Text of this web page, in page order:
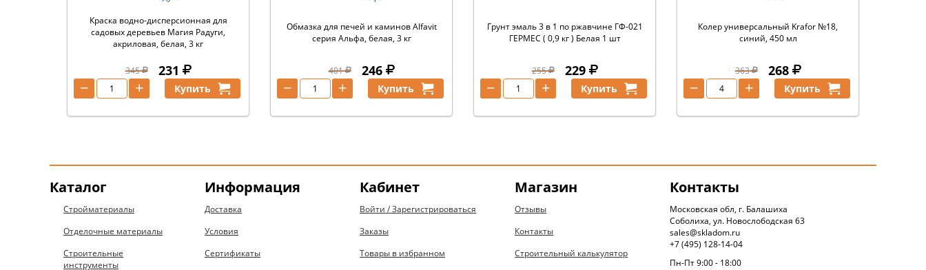
Краска водно-дисперсионная для
садовых деревьев Магия Радуги,
акриловая, белая, 3 кг
345 231
+
− Купить
Обмазка для печей и каминов Alfavit
серия Альфа, белая, 3 кг
401 246
+
− Купить
Грунт эмаль 3 в 1 по ржавчине ГФ-021
ГЕРМЕС ( 0,9 кг ) Белая 1 шт
255 229
+
− Купить
Колер универсальный Krafor №18,
синий, 450 мл
363 268
+
− Купить
Каталог
Стройматериалы
Отделочные материалы
Строительные
инструменты
Информация
Доставка
Условия
Сертификаты
Кабинет
Войти / Зарегистрироваться
Заказы
Товары в избранном
Магазин
Отзывы
Контакты
Строительный калькулятор
Контакты
Московская обл, г. Балашиха
Соболиха, ул. Новослободская 63
sales@skladom.ru
+7 (495) 128-14-04
Пн-Пт 9:00 - 18:00